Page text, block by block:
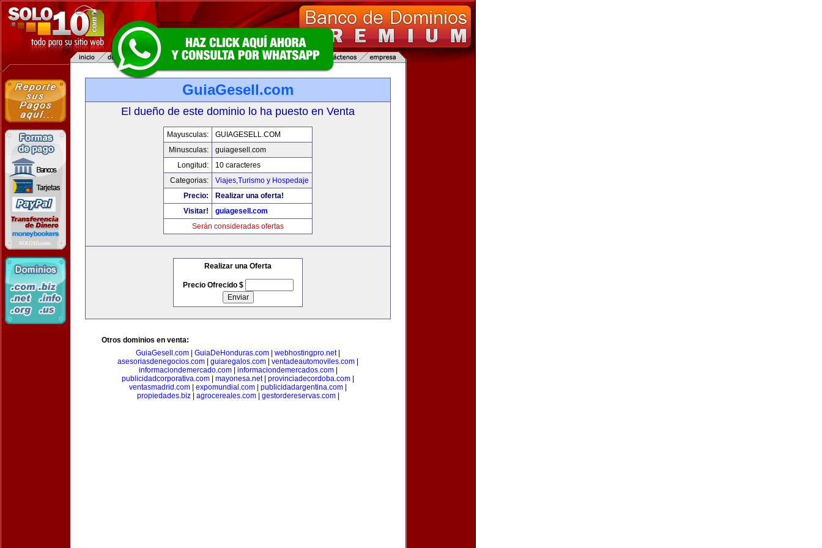
GuiaGesell.com
El dueño de este dominio lo ha puesto en Venta
Mayusculas:
GUIAGESELL.COM
Minusculas:
guiagesell.com
Longitud:
10 caracteres
Categorias:
Viajes,Turismo y Hospedaje
Precio:
Realizar una oferta!
Visitar!
guiagesell.com
Serán consideradas ofertas
Realizar una Oferta
Precio Ofrecido $
Otros dominios en venta:
GuiaGesell.com
GuiaDeHonduras.com webhostingpro.net|
asesoriasdenegocios.com
guiaregalos.com ventadeautomoviles.com
informaciondemercado.com| informaciondemercados.com|
publicidadcorporativa.com
mayonesa.net| provinciadecordoba.com
ventasmadrid.com
expomundial.com publicidadargentina.com
propiedades.biz| agrocereales.com| gestordereservas.com|